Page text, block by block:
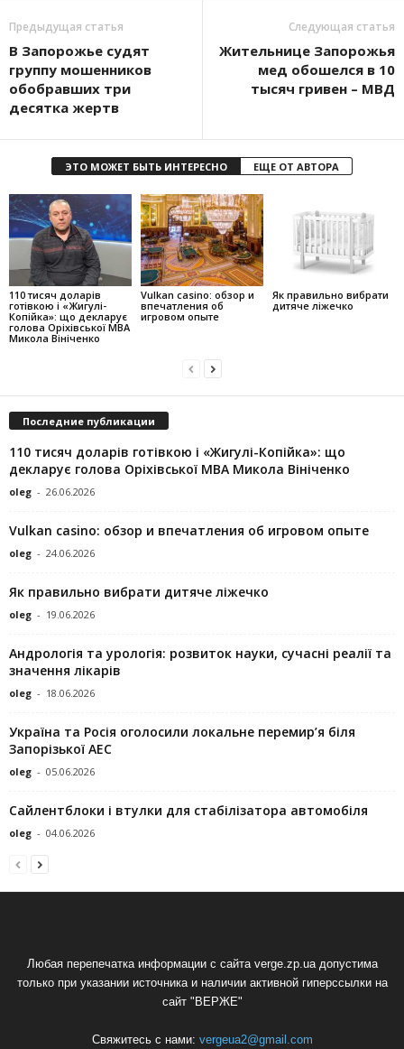
Предыдущая статья
В Запорожье судят
группу мошенников
обобравших три
десятка жертв
Следующая статья
Жительнице Запорожья
мед обошелся в 10
тысяч гривен – МВД
ЭТО МОЖЕТ БЫТЬ ИНТЕРЕСНО ЕЩЕ ОТ АВТОРА
110 тисяч доларів
готівкою і «Жигулі-
Копійка»: що декларує
голова Оріхівської МВА
Микола Вініченко
Vulkan casino: обзор и
впечатления об
игровом опыте
Як правильно вибрати
дитяче ліжечко
Последние публикации
110 тисяч доларів готівкою і «Жигулі-Копійка»: що
декларує голова Оріхівської МВА Микола Вініченко
oleg - 26.06.2026
Vulkan casino: обзор и впечатления об игровом опыте
oleg - 24.06.2026
Як правильно вибрати дитяче ліжечко
oleg - 19.06.2026
Андрологія та урологія: розвиток науки, сучасні реалії та
значення лікарів
oleg - 18.06.2026
Україна та Росія оголосили локальне перемир’я біля
Запорізької АЕС
oleg - 05.06.2026
Сайлентблоки і втулки для стабілізатора автомобіля
oleg - 04.06.2026
Любая перепечатка информации с сайта verge.zp.ua допустима
только при указании источника и наличии активной гиперссылки на
сайт "ВЕРЖЕ"
Свяжитесь с нами: vergeua2@gmail.com